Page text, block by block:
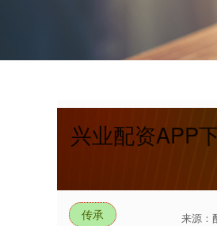
兴业配资APP
传承 来源：